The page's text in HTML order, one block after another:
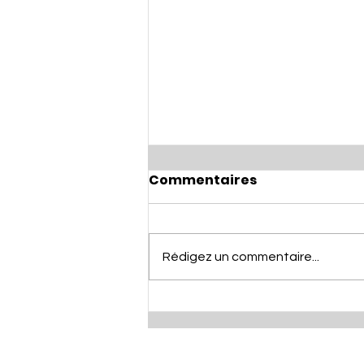
Commentaires
Rédigez un commentaire...